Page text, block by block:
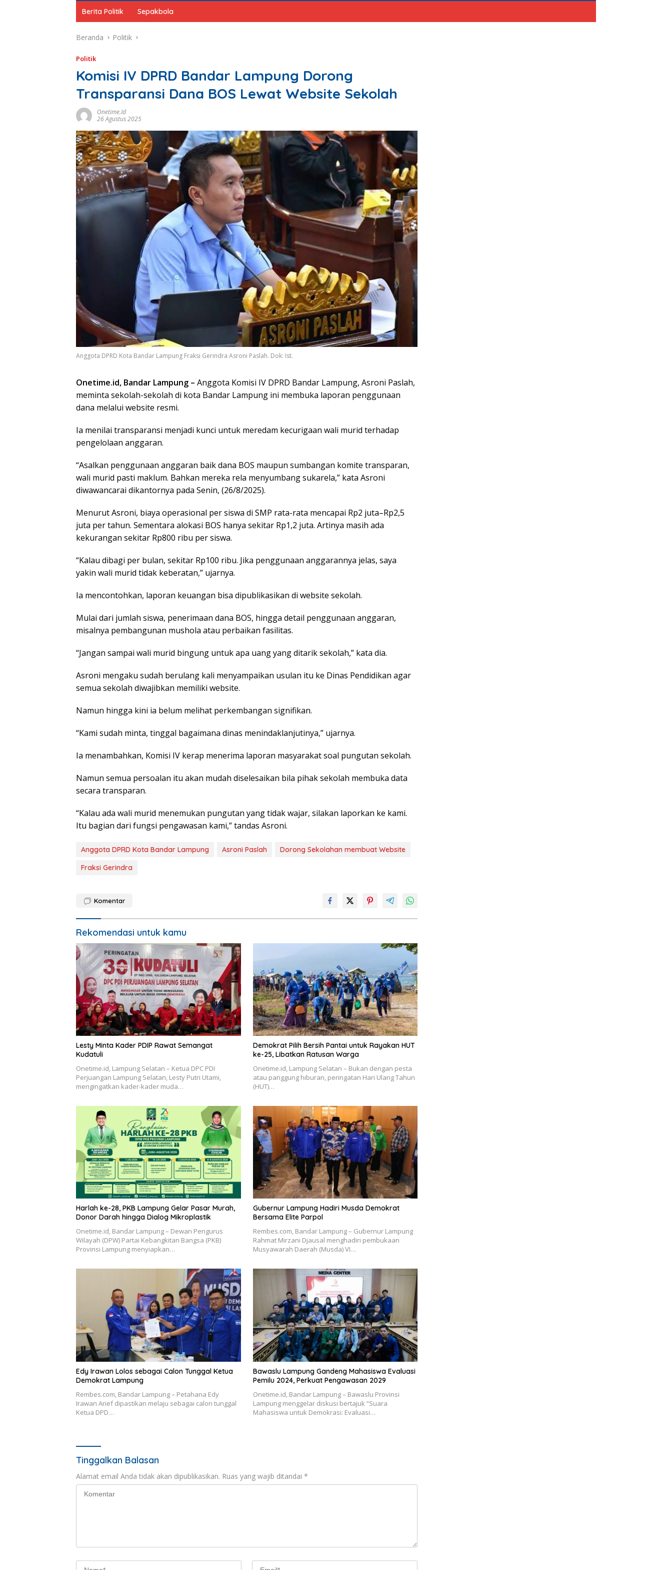
Berita Politik Sepakbola
Beranda Politik
Politik
Komisi IV DPRD Bandar Lampung Dorong
Transparansi Dana BOS Lewat Website Sekolah
Onetime.id
26 Agustus 2025
Anggota DPRD Kota Bandar Lampung Fraksi Gerindra Asroni Paslah. Dok: Ist.
Onetime.id, Bandar Lampung – Anggota Komisi IV DPRD Bandar Lampung, Asroni Paslah,
meminta sekolah-sekolah di kota Bandar Lampung ini membuka laporan penggunaan
dana melalui website resmi.
Ia menilai transparansi menjadi kunci untuk meredam kecurigaan wali murid terhadap
pengelolaan anggaran.
“Asalkan penggunaan anggaran baik dana BOS maupun sumbangan komite transparan,
wali murid pasti maklum. Bahkan mereka rela menyumbang sukarela,” kata Asroni
diwawancarai dikantornya pada Senin, (26/8/2025).
Menurut Asroni, biaya operasional per siswa di SMP rata-rata mencapai Rp2 juta–Rp2,5
juta per tahun. Sementara alokasi BOS hanya sekitar Rp1,2 juta. Artinya masih ada
kekurangan sekitar Rp800 ribu per siswa.
“Kalau dibagi per bulan, sekitar Rp100 ribu. Jika penggunaan anggarannya jelas, saya
yakin wali murid tidak keberatan,” ujarnya.
Ia mencontohkan, laporan keuangan bisa dipublikasikan di website sekolah.
Mulai dari jumlah siswa, penerimaan dana BOS, hingga detail penggunaan anggaran,
misalnya pembangunan mushola atau perbaikan fasilitas.
“Jangan sampai wali murid bingung untuk apa uang yang ditarik sekolah,” kata dia.
Asroni mengaku sudah berulang kali menyampaikan usulan itu ke Dinas Pendidikan agar
semua sekolah diwajibkan memiliki website.
Namun hingga kini ia belum melihat perkembangan signifikan.
“Kami sudah minta, tinggal bagaimana dinas menindaklanjutinya,” ujarnya.
Ia menambahkan, Komisi IV kerap menerima laporan masyarakat soal pungutan sekolah.
Namun semua persoalan itu akan mudah diselesaikan bila pihak sekolah membuka data
secara transparan.
“Kalau ada wali murid menemukan pungutan yang tidak wajar, silakan laporkan ke kami.
Itu bagian dari fungsi pengawasan kami,” tandas Asroni.
Anggota DPRD Kota Bandar Lampung Asroni Paslah
Dorong Sekolahan membuat Website
Fraksi Gerindra
Komentar
Rekomendasi untuk kamu
Lesty Minta Kader PDIP Rawat Semangat
Kudatuli
Onetime.id, Lampung Selatan – Ketua DPC PDI
Perjuangan Lampung Selatan, Lesty Putri Utami,
mengingatkan kader-kader muda…
Demokrat Pilih Bersih Pantai untuk Rayakan HUT
ke-25, Libatkan Ratusan Warga
Onetime.id, Lampung Selatan – Bukan dengan pesta
atau panggung hiburan, peringatan Hari Ulang Tahun
(HUT)…
Harlah ke-28, PKB Lampung Gelar Pasar Murah,
Donor Darah hingga Dialog Mikroplastik
Onetime.id, Bandar Lampung – Dewan Pengurus
Wilayah (DPW) Partai Kebangkitan Bangsa (PKB)
Provinsi Lampung menyiapkan…
Gubernur Lampung Hadiri Musda Demokrat
Bersama Elite Parpol
Rembes.com, Bandar Lampung – Gubernur Lampung
Rahmat Mirzani Djausal menghadiri pembukaan
Musyawarah Daerah (Musda) VI…
Edy Irawan Lolos sebagai Calon Tunggal Ketua
Demokrat Lampung
Rembes.com, Bandar Lampung – Petahana Edy
Irawan Arief dipastikan melaju sebagai calon tunggal
Ketua DPD…
Bawaslu Lampung Gandeng Mahasiswa Evaluasi
Pemilu 2024, Perkuat Pengawasan 2029
Onetime.id, Bandar Lampung – Bawaslu Provinsi
Lampung menggelar diskusi bertajuk “Suara
Mahasiswa untuk Demokrasi: Evaluasi…
Tinggalkan Balasan
Alamat email Anda tidak akan dipublikasikan. Ruas yang wajib ditandai *